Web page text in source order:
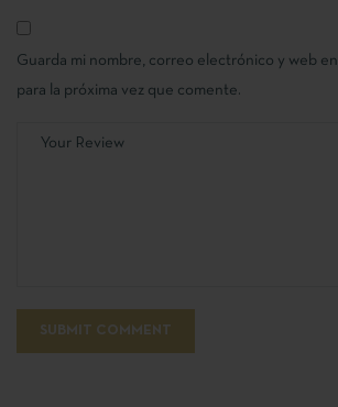
Guarda mi nombre, correo electrónico y web
para la próxima vez que comente.